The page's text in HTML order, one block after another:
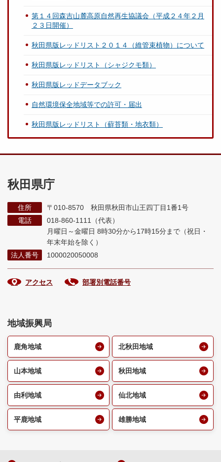
第１４回森吉山麓高原自然再生協議会（平成２４年２月
２３日開催）
秋田県版レッドリスト２０１４（維管束植物）について
秋田県版レッドリスト（シャジクモ類）
秋田県版レッドデータブック
自然環境保全地域等での許可・届出
秋田県版レッドリスト（蘚苔類・地衣類）
秋田県庁
住所
〒010-8570 秋田県秋田市山王四丁目1番1号
電話
018-860-1111（代表）
月曜日～金曜日 8時30分から17時15分まで （祝日・
年末年始を除く）
法人番号
1000020050008
アクセス 部署別電話番号
地域振興局
鹿角地域 北秋田地域
山本地域 秋田地域
由利地域 仙北地域
平鹿地域 雄勝地域